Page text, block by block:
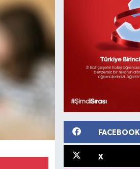
FACEBOOK
X